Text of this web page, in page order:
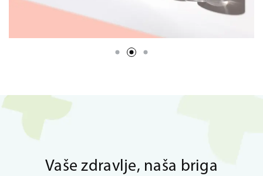
Vaše zdravlje, naša briga